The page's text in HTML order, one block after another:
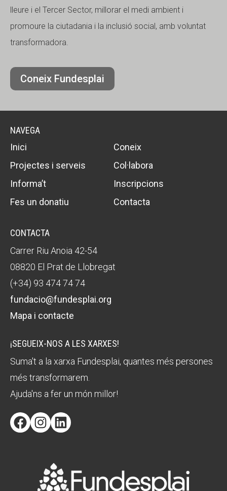
lleure i el Tercer Sector, millorar el medi ambient i
promoure la ciutadania i la inclusió social, amb voluntat
transformadora.
Coneix Fundesplai
NAVEGA
Inici
Coneix
Projectes i serveis
Col·labora
Informa’t
Inscripcions
Fes un donatiu
Contacta
CONTACTA
Carrer Riu Anoia 42-54
08820 El Prat de Llobregat
(+34) 93 474 74 74
fundacio@fundesplai.org
Mapa i contacte
¡SEGUEIX-NOS A LES XARXES!
Suma't a la xarxa Fundesplai, quantes més persones
més transformarem.
Ajuda'ns a fer un món millor!
FacebookInstagram
LinkedIn